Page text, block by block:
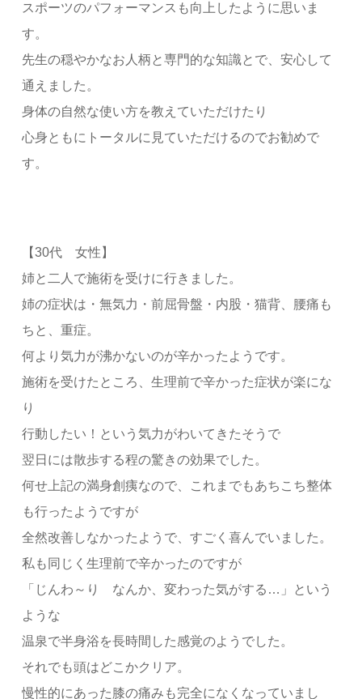
スポーツのパフォーマンスも向上したように思いま
す。
先生の穏やかなお人柄と専門的な知識とで、安心して
通えました。
身体の自然な使い方を教えていただけたり
心身ともにトータルに見ていただけるのでお勧めで
す。
【30代 女性】
姉と二人で施術を受けに行きました。
姉の症状は・無気力・前屈骨盤・内股・猫背、腰痛も
ちと、重症。
何より気力が沸かないのが辛かったようです。
施術を受けたところ、生理前で辛かった症状が楽にな
り
行動したい！という気力がわいてきたそうで
翌日には散歩する程の驚きの効果でした。
何せ上記の満身創痍なので、これまでもあちこち整体
も行ったようですが
全然改善しなかったようで、すごく喜んでいました。
私も同じく生理前で辛かったのですが
「じんわ～り なんか、変わった気がする…」という
ような
温泉で半身浴を長時間した感覚のようでした。
それでも頭はどこかクリア。
慢性的にあった膝の痛みも完全になくなっていまし